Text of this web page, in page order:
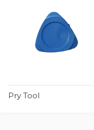
Pry Tool